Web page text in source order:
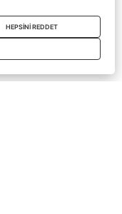
HEPSİNİ REDDET